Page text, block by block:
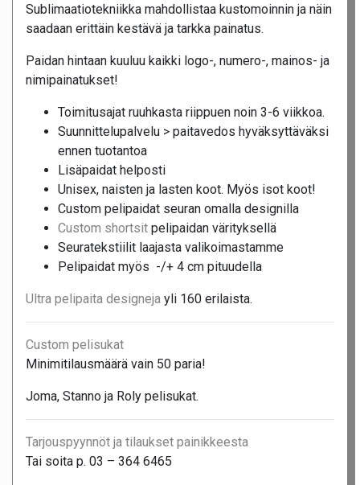
Sublimaatiotekniikka mahdollistaa kustomoinnin ja näin
saadaan erittäin kestävä ja tarkka painatus.
Paidan hintaan kuuluu kaikki logo-, numero-, mainos- ja
nimipainatukset!
Toimitusajat ruuhkasta riippuen noin 3-6 viikkoa.
Suunnittelupalvelu > paitavedos hyväksyttäväksi
ennen tuotantoa
Lisäpaidat helposti
Unisex, naisten ja lasten koot. Myös isot koot!
Custom pelipaidat seuran omalla designilla
Custom shortsit pelipaidan värityksellä
Seuratekstiilit laajasta valikoimastamme
Pelipaidat myös -/+ 4 cm pituudella
Ultra pelipaita designeja yli 160 erilaista.
Custom pelisukat
Minimitilausmäärä vain 50 paria!
Joma, Stanno ja Roly pelisukat.
Tarjouspyynnöt ja tilaukset painikkeesta
Tai soita p. 03 – 364 6465